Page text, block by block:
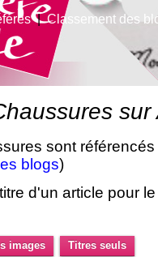
|Classement des
sont
blogs)
d'un article pour
images
Titres seuls